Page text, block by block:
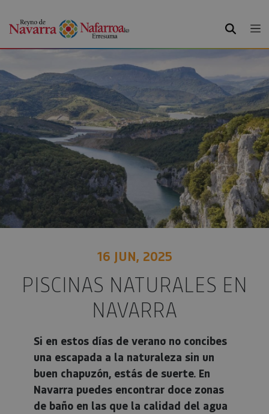
BUSCAR
16 JUN, 2025
PISCINAS NATURALES EN
NAVARRA
Si en estos días de verano no concibes
una escapada a la naturaleza sin un
buen chapuzón, estás de suerte. En
Navarra puedes encontrar doce zonas
de baño en las que la calidad del agua